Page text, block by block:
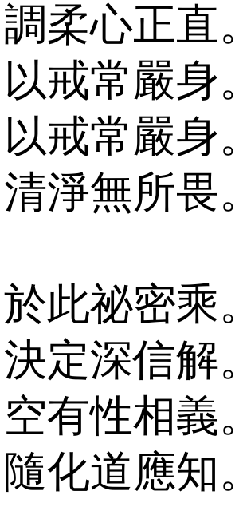
調柔心正直。
以戒常嚴身。
以戒常嚴身。
清淨無所畏。
於此祕密乘。
決定深信解。
空有性相義。
隨化道應知。